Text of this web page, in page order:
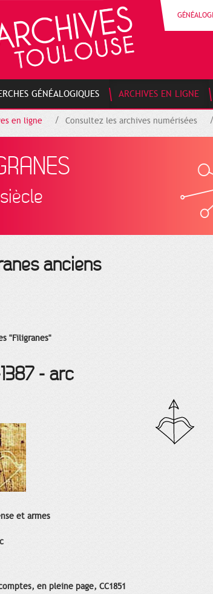
GÉNÉALOGIQUES ARCHIVES EN LIGNE
en ligne Consultez les archives numérisées
anciens
"Filigranes"
- arc
et armes
en pleine page, CC1851